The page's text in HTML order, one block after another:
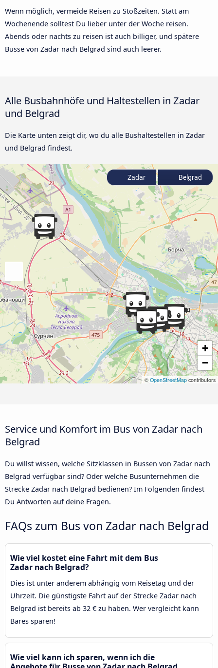
Wenn möglich, vermeide Reisen zu Stoßzeiten. Statt am
Wochenende solltest Du lieber unter der Woche reisen.
Abends oder nachts zu reisen ist auch billiger, und spätere
Busse von Zadar nach Belgrad sind auch leerer.
Alle Busbahnhöfe und Haltestellen in Zadar
und Belgrad
Die Karte unten zeigt dir, wo du alle Bushaltestellen in Zadar
und Belgrad findest.
+
−
© OpenStreetMap contributors
Zadar Belgrad
Service und Komfort im Bus von Zadar nach
Belgrad
Du willst wissen, welche Sitzklassen in Bussen von Zadar nach
Belgrad verfügbar sind? Oder welche Busunternehmen die
Strecke Zadar nach Belgrad bedienen? Im Folgenden findest
Du Antworten auf deine Fragen.
FAQs zum Bus von Zadar nach Belgrad
Wie viel kostet eine Fahrt mit dem Bus
Zadar nach Belgrad?
Dies ist unter anderem abhängig vom Reisetag und der
Uhrzeit. Die günstigste Fahrt auf der Strecke Zadar nach
Belgrad ist bereits ab 32 € zu haben. Wer vergleicht kann
Bares sparen!
Wie viel kann ich sparen, wenn ich die